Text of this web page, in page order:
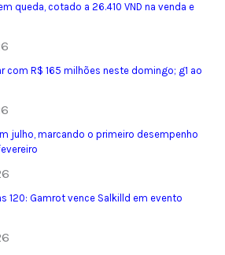
queda, cotado a 26.410 VND na venda e
com R$ 165 milhões neste domingo; g1 ao
julho, marcando o primeiro desempenho
120: Gamrot vence Salkilld em evento